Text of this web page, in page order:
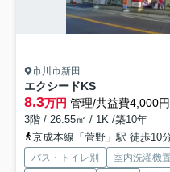
市川市新田
エクシードKS
8.3万円 管理/共益費4,000円
3階 / 26.55㎡ / 1K /築10年
京成本線「菅野」駅 徒歩10
バス・トイレ別 室内洗濯機